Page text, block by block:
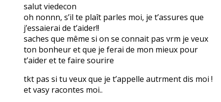
salut viedecon
oh nonnn, s’il te plaît parles moi, je t’assures que
j’essaierai de t’aider!!
saches que même si on se connait pas vrm je veux
ton bonheur et que je ferai de mon mieux pour
t’aider et te faire sourire
tkt pas si tu veux que je t’appelle autrment dis moi !
et vasy racontes moi..